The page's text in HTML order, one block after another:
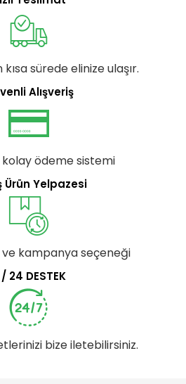
sürede elinize ulaşır.
Alışveriş
ödeme sistemi
Ürün Yelpazesi
kampanya seçeneği
24 DESTEK
bize iletebilirsiniz.